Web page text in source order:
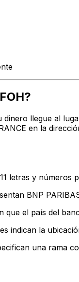
llegue al
en la
letras y
BNP
que el país del
indican la
una rama